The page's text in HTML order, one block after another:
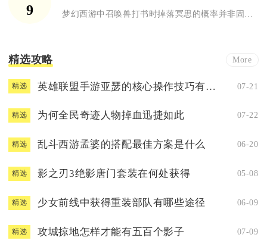
9
精选攻略 More
精选 英雄联盟手游亚瑟的核心操作技巧有哪些 07-21
精选 为何全民奇迹人物掉血迅捷如此 07-22
精选 乱斗西游孟婆的搭配最佳方案是什么 06-20
精选 影之刃3绝影唐门套装在何处获得 05-08
精选 少女前线中获得重装部队有哪些途径 06-09
精选 攻城掠地怎样才能有五百个影子 07-09